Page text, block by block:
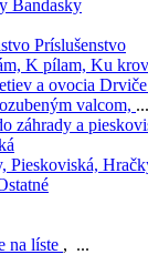
Bandasky
Príslušenstvo
K pílam, Ku
valcom, ...
Pieskoviská,
na líste , ...